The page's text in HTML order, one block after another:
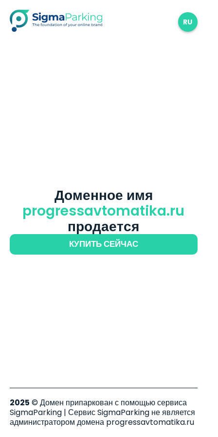
RU
Доменное имя
progressavtomatika.ru
продается
КУПИТЬ СЕЙЧАС
2025 © Домен припаркован с помощью сервиса
SigmaParking | Сервис SigmaParking не является
администратором домена progressavtomatika.ru